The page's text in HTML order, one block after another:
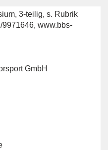
3-teilig, s. Rubrik
www.bbs-
GmbH